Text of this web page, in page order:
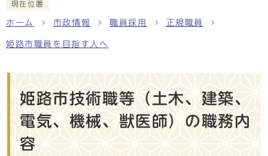
現在位置
ホーム 市政情報 職員採用 正規職員
姫路市職員を目指す人へ
姫路市技術職等（土木、建築、
電気、機械、獣医師）の職務内
容